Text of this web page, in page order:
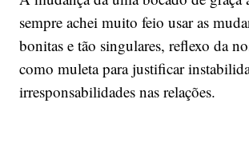
sempre achei muito feio usar as
bonitas e tão singulares, reflexo da
como muleta para justificar
irresponsabilidades nas relações.